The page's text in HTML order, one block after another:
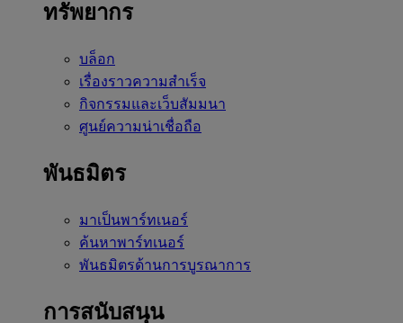
ทรัพยากร
บล็อก
เรื่องราวความสำเร็จ
กิจกรรมและเว็บสัมมนา
ศูนย์ความน่าเชื่อถือ
พันธมิตร
มาเป็นพาร์ทเนอร์
ค้นหาพาร์ทเนอร์
พันธมิตรด้านการบูรณาการ
การสนับสนุน